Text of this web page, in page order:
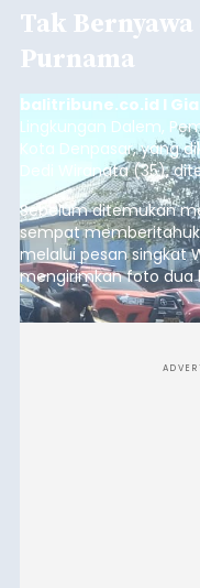
Tak
Purnama
balitribune.co.id I
Lingkungan Dalem,
Kota Denpasar, yang
Dedi Wiranata (35),
pesisir Pantai
Sebelum ditemukan
sempat
melalui pesan singkat
mengirimkan foto dua
istrinya.